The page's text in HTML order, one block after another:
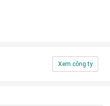
Xem công ty